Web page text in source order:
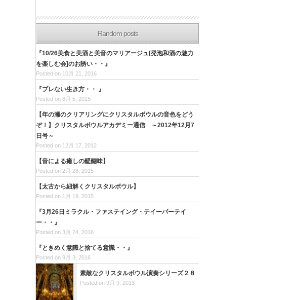
Random posts
『10/26美食と美酒と美音のマリアージュ[発泡和酒の魅力
を楽しむ会]のお誘い・・』
Posted on 10月 21, 2016
『ブレない生き方・・ 』
Posted on 8月 5, 2015
【年の瀬のクリアリングにクリスタルボウルの音色をどう
ぞ！】クリスタルボウルアカデミー通信 ～2012年12月7
日号～
Posted on 12月 17, 2012
【音による癒しの醍醐味】
Posted on 2月 28, 2015
【太古から紐解くクリスタルボウル】
Posted on 1月 19, 2015
『3月26日ミラクル・ファステイング・テイーパーテイ
ー・・』
Posted on 3月 24, 2016
『ときめく意識と捨てる意識・・』
Posted on 9月 3, 2016
素敵なクリスタルボウル演奏シリーズ２８
Posted on 9月 9, 2013